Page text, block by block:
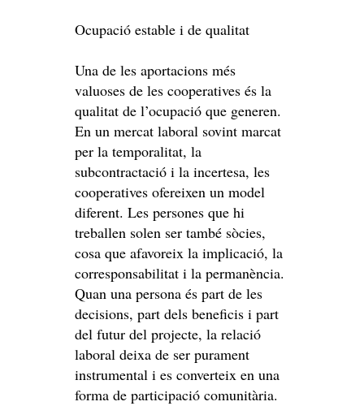
Ocupació estable i de qualitat
Una de les aportacions més
valuoses de les cooperatives és la
qualitat de l’ocupació que generen.
En un mercat laboral sovint marcat
per la temporalitat, la
subcontractació i la incertesa, les
cooperatives ofereixen un model
diferent. Les persones que hi
treballen solen ser també sòcies,
cosa que afavoreix la implicació, la
corresponsabilitat i la permanència.
Quan una persona és part de les
decisions, part dels beneficis i part
del futur del projecte, la relació
laboral deixa de ser purament
instrumental i es converteix en una
forma de participació comunitària.